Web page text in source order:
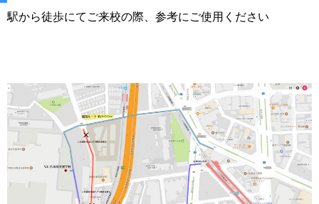
駅から徒歩にてご来校の際、参考にご使用ください